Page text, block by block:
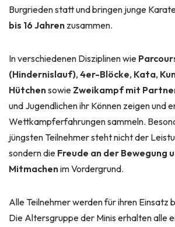
Burgrieden statt und bringen junge
bis 16 Jahren zusammen.
In verschiedenen Disziplinen wie
(Hindernislauf), 4er-Blöcke, Kata,
Hütchensowie Zweikampf mit
und Jugendlichen ihr Können zeigen und
Wettkampferfahrungen sammeln.
jüngsten Teilnehmer steht nicht der
sondern die Freude an der Bewegung
Mitmachenim Vordergrund.
Alle Teilnehmer werden für ihren Einsatz
Die Altersgruppe der Minis erhalten alle